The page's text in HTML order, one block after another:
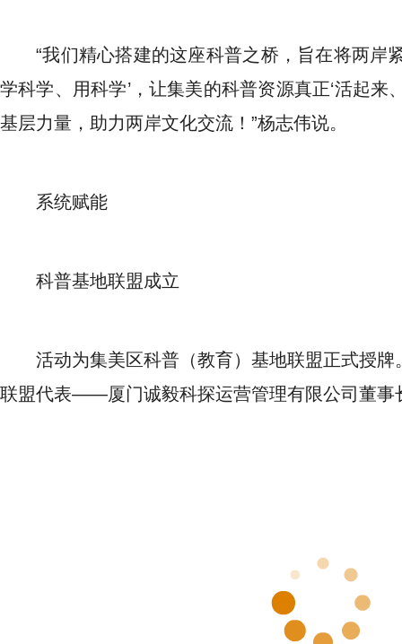
“我们精心搭建的这座科普之桥，旨在将两岸
学科学、用科学’，让集美的科普资源真正‘活起来
基层力量，助力两岸文化交流！”杨志伟说。
系统赋能
科普基地联盟成立
活动为集美区科普（教育）基地联盟正式授
联盟代表——厦门诚毅科探运营管理有限公司董事